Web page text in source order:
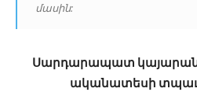
մասին:
Սարդարապատ կայարանը
ականատեսի